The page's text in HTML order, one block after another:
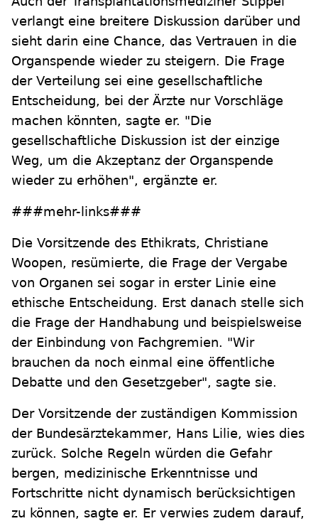
verlangt eine breitere Diskussion darüber und
sieht darin eine Chance, das Vertrauen in die
Organspende wieder zu steigern. Die Frage
der Verteilung sei eine gesellschaftliche
Entscheidung, bei der Ärzte nur Vorschläge
machen könnten, sagte er. "Die
gesellschaftliche Diskussion ist der einzige
Weg, um die Akzeptanz der Organspende
wieder zu erhöhen", ergänzte er.
###mehr-links###
Die Vorsitzende des Ethikrats, Christiane
Woopen, resümierte, die Frage der Vergabe
von Organen sei sogar in erster Linie eine
ethische Entscheidung. Erst danach stelle sich
die Frage der Handhabung und beispielsweise
der Einbindung von Fachgremien. "Wir
brauchen da noch einmal eine öffentliche
Debatte und den Gesetzgeber", sagte sie.
Der Vorsitzende der zuständigen Kommission
der Bundesärztekammer, Hans Lilie, wies dies
zurück. Solche Regeln würden die Gefahr
bergen, medizinische Erkenntnisse und
Fortschritte nicht dynamisch berücksichtigen
zu können, sagte er. Er verwies zudem darauf,